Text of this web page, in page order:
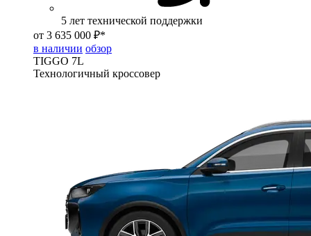
5 лет технической поддержки
от 3 635 000 ₽*
в наличии обзор
TIGGO 7L
Технологичный кроссовер